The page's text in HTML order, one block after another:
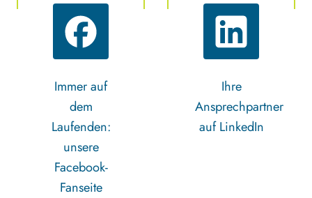
Immer auf
dem
Laufenden:
unsere
Facebook-
Fanseite
Ihre
Ansprechpartner
auf LinkedIn